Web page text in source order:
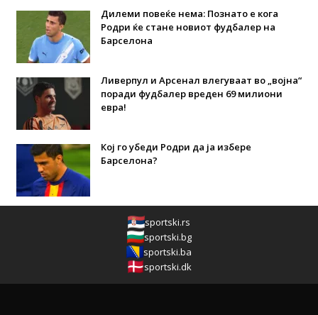
Дилеми повеќе нема: Познато е кога
Родри ќе стане новиот фудбалер на
Барселона
Ливерпул и Арсенал влегуваат во „војна“
поради фудбалер вреден 69 милиони
евра!
Кој го убеди Родри да ја избере
Барселона?
sportski.rs
sportski.bg
sportski.ba
sportski.dk